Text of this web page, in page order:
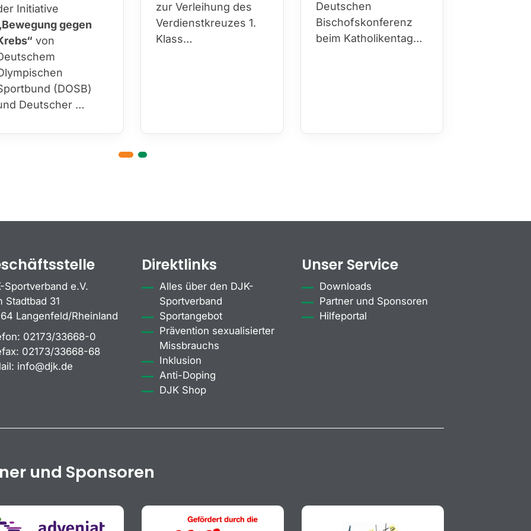
Initiative
gegen
von
(DOSB)
Deutscher …
zur Verleihung des
Verdienstkreuzes 1.
Klass…
Deutschen
Bischofskonferenz
beim Katholikentag…
Sportverband e.V.
Stadtbad 31
Langenfeld/Rheinland
02173/33668-0
02173/33668-68
info@djk.de
Direktlinks
Alles über den DJK-
Sportverband
Sportangebot
Prävention sexualisierter
Missbrauchs
Inklusion
Anti-Doping
DJK Shop
Unser Service
Downloads
Partner und Sponsoren
Hilfeportal
und Sponsoren